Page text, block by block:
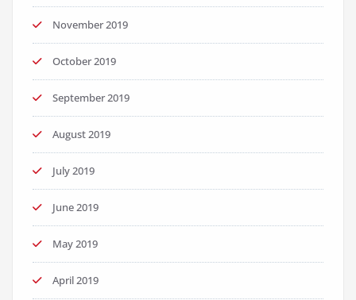
November 2019
October 2019
September 2019
August 2019
July 2019
June 2019
May 2019
April 2019